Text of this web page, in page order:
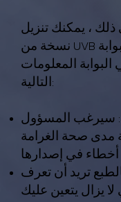
، يمكنك تنزيل
المعلومات
التالية:
سيرغب المسؤول
مدى صحة الغرامة
تريد أن تعرف
لا يزال يتعين عليك